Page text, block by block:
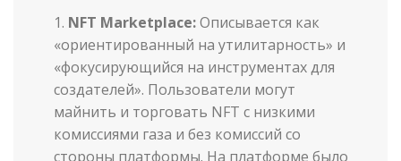
NFT Marketplace:Описывается как
«ориентированный на утилитарность» и
«фокусирующийся на инструментах для
создателей». Пользователи могут
майнить и торговать NFT с низкими
комиссиями газа и без комиссий со
стороны платформы. На платформе было